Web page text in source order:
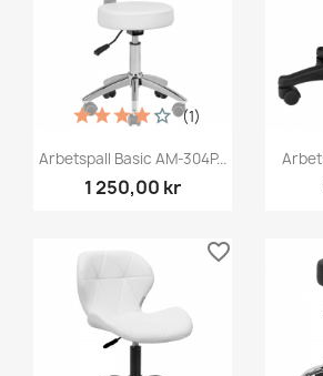
Arbetspall Basic AM-304P...
1 250,00 kr
(1)
favorite_border